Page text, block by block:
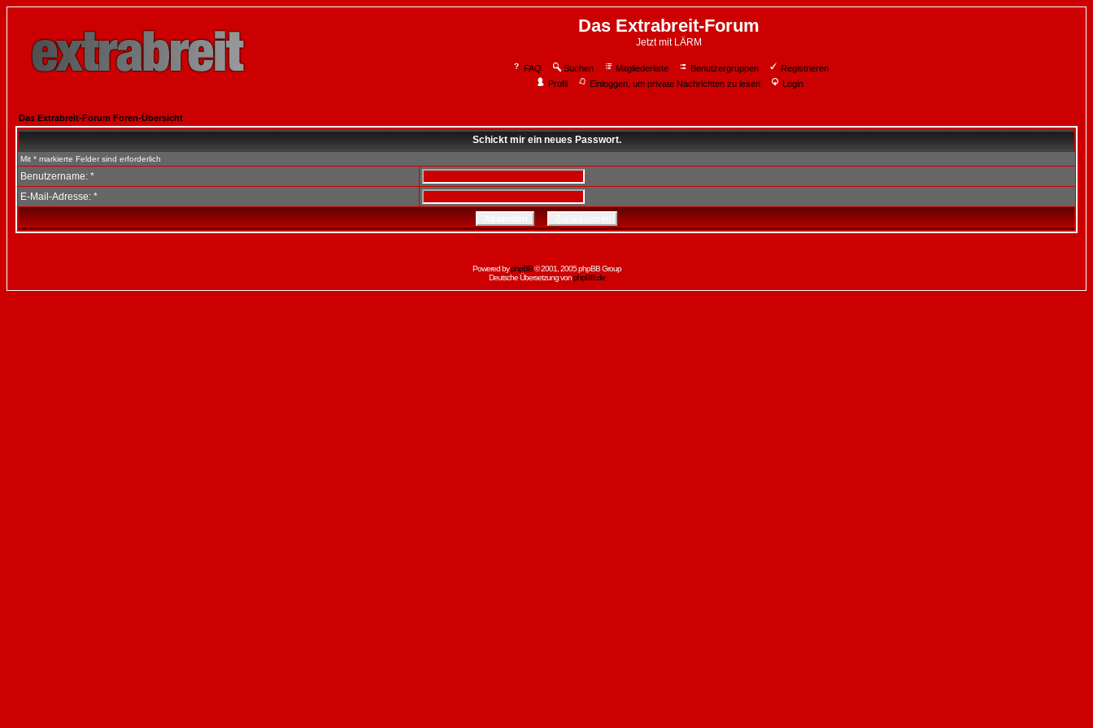
Das Extrabreit-Forum
Jetzt mit LÄRM
FAQ Suchen Mitgliederliste Benutzergruppen
Registrieren
Profil
Einloggen, um private Nachrichten zu lesen Login
Das Extrabreit-Forum Foren-Übersicht
Schickt mir ein neues Passwort.
Mit * markierte Felder sind erforderlich
Benutzername: *
E-Mail-Adresse: *
Powered byphpBB© 2001, 2005 phpBB Group
Deutsche Übersetzung vonphpBB.de